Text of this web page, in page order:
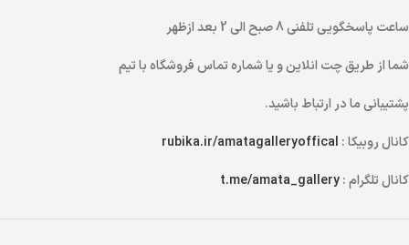
ساعت پاسخگویی تلفنی
شما از طریقچت انلاینو یاشماره تماسفروشگاه با تیم
پشتیبانی ما در ارتباط باشید.
کانال روبیکا : rubika.ir/amatagalleryoffical
کانال تلگرام :t.me/amata_gallery